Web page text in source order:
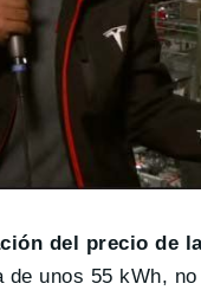
del precio de
unos 55 kWh,